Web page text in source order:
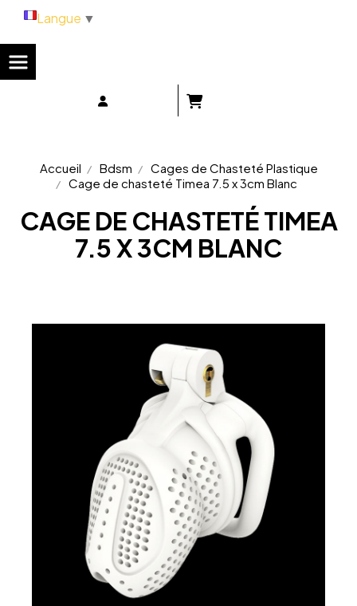
Accueil Bdsm
Cages de Chasteté Plastique
Cage de chasteté Timea 7.5 x 3cm Blanc
CAGE DE CHASTETÉ TIMEA
7.5 X 3CM BLANC
Langue ▼